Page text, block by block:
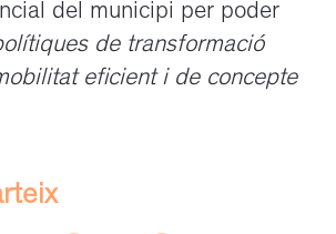
del municipi per poder
de transformació
eficient i de concepte